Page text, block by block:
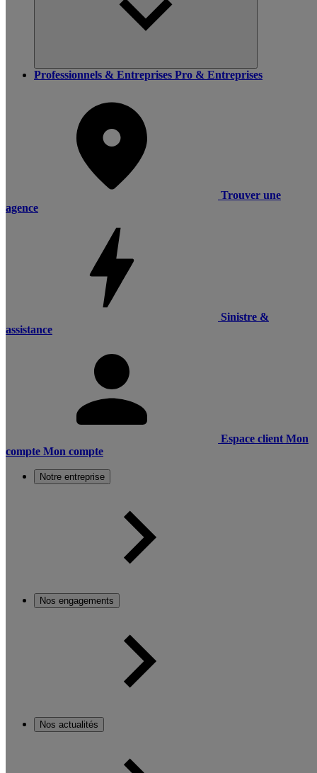
Professionnels & Entreprises Pro & Entreprises
Trouver une
agence
Sinistre &
assistance
Espace client Mon
compte Mon compte
Notre entreprise
Nos engagements
Nos actualités